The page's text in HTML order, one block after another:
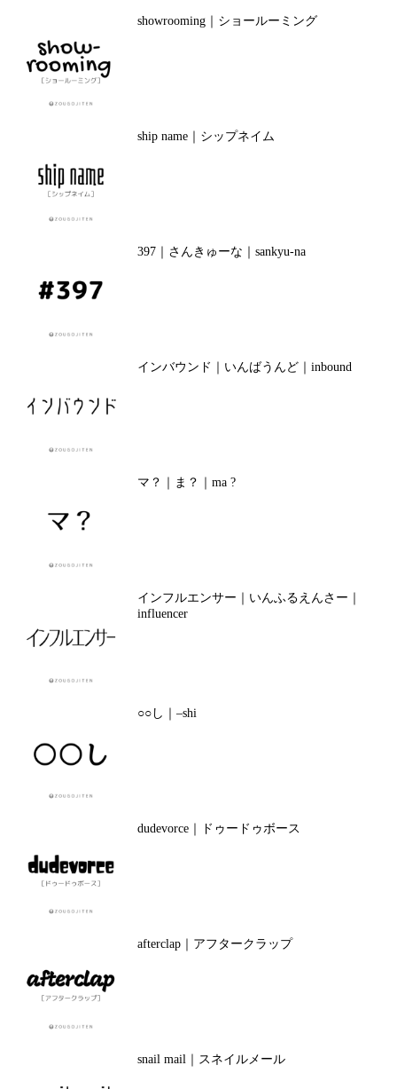
showrooming｜ショールーミング
ship name｜シップネイム
397｜さんきゅーな｜sankyu-na
インバウンド｜いんばうんど｜inbound
マ？｜ま？｜ma ?
インフルエンサー｜いんふるえんさー｜
influencer
○○し｜–shi
dudevorce｜ドゥードゥボース
afterclap｜アフタークラップ
snail mail｜スネイルメール